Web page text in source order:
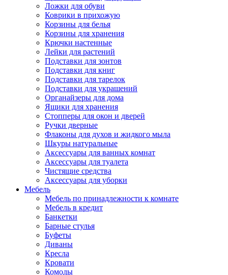
Ложки для обуви
Коврики в прихожую
Корзины для белья
Корзины для хранения
Крючки настенные
Лейки для растений
Подставки для зонтов
Подставки для книг
Подставки для тарелок
Подставки для украшений
Органайзеры для дома
Ящики для хранения
Стопперы для окон и дверей
Ручки дверные
Флаконы для духов и жидкого мыла
Шкуры натуральные
Аксессуары для ванных комнат
Аксессуары для туалета
Чистящие средства
Аксессуары для уборки
Мебель
Мебель по принадлежности к комнате
Мебель в кредит
Банкетки
Барные стулья
Буфеты
Диваны
Кресла
Кровати
Комоды